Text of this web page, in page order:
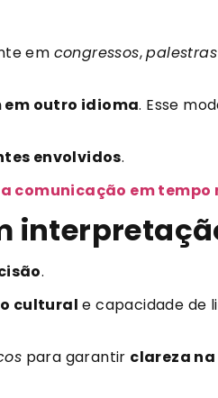
em congressos,palestras
em outro idioma. Esse
envolvidos.
comunicação em tempo
.
cultural e capacidade de
para garantir clareza na